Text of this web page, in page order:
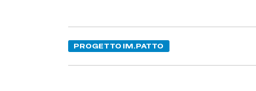
PROGETTO IM.PATTO